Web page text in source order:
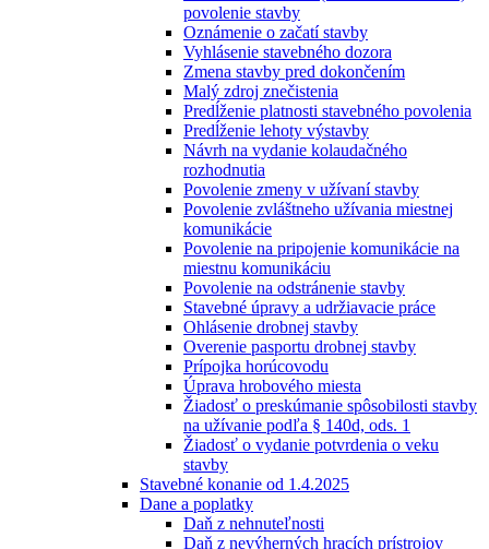
povolenie stavby
Oznámenie o začatí stavby
Vyhlásenie stavebného dozora
Zmena stavby pred dokončením
Malý zdroj znečistenia
Predĺženie platnosti stavebného povolenia
Predĺženie lehoty výstavby
Návrh na vydanie kolaudačného
rozhodnutia
Povolenie zmeny v užívaní stavby
Povolenie zvláštneho užívania miestnej
komunikácie
Povolenie na pripojenie komunikácie na
miestnu komunikáciu
Povolenie na odstránenie stavby
Stavebné úpravy a udržiavacie práce
Ohlásenie drobnej stavby
Overenie pasportu drobnej stavby
Prípojka horúcovodu
Úprava hrobového miesta
Žiadosť o preskúmanie spôsobilosti stavby
na užívanie podľa § 140d, ods. 1
Žiadosť o vydanie potvrdenia o veku
stavby
Stavebné konanie od 1.4.2025
Dane a poplatky
Daň z nehnuteľnosti
Daň z nevýherných hracích prístrojov